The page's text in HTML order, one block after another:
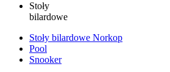
Stoły
bilardowe
Stoły bilardowe Norkop
Pool
Snooker